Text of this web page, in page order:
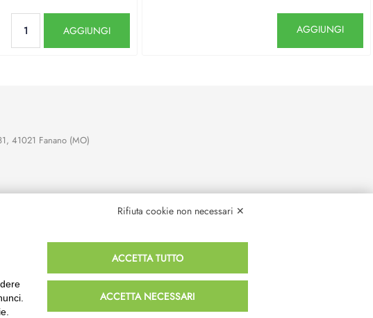
AGGIUNGI AGGIUNGI
41021 Fanano (MO)
19:00
Rifiuta cookie non necessari ✕
ACCETTA TUTTO
ACCETTA NECESSARI